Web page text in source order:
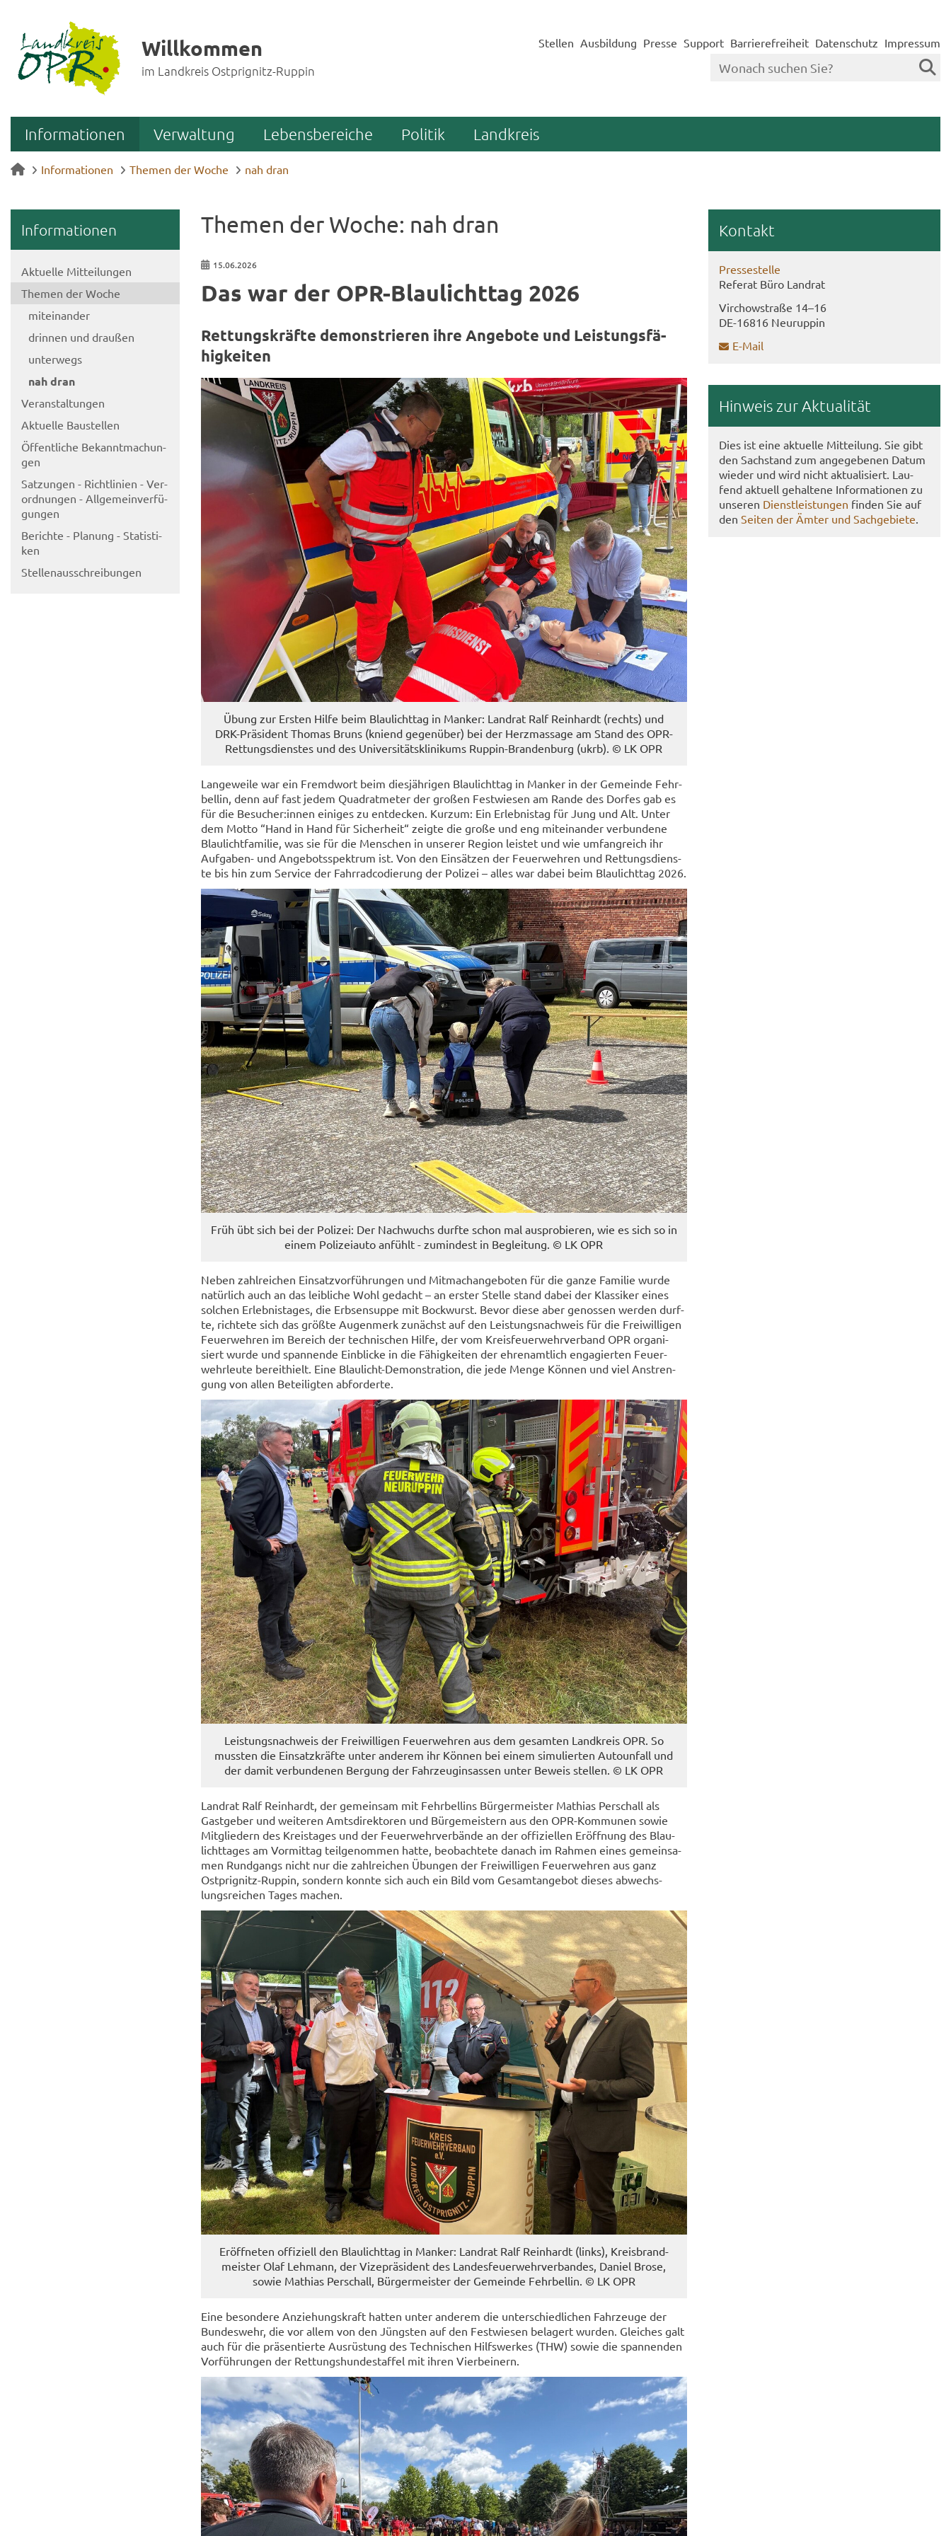
Willkommen
im Landkreis Ostprignitz-Ruppin
Stellen Ausbildung Presse Support Barrierefreiheit Datenschutz Impressum
Informationen Verwaltung Lebensbereiche Politik Landkreis
Informationen Themen der Woche nah dran
In­for­ma­tio­nen
Ak­tu­el­le Mit­tei­lun­gen
The­men der Woche
mit­ein­an­der
drin­nen und drau­ßen
un­ter­wegs
nah dran
Ver­an­stal­tun­gen
Ak­tu­el­le Bau­stel­len
Öf­fent­li­che Be­kannt­ma­chun­
gen
Sat­zun­gen - Richt­li­ni­en - Ver­
ord­nun­gen - All­ge­mein­ver­fü­
gun­gen
Be­rich­te - Pla­nung - Sta­tis­ti­
ken
Stel­len­aus­schrei­bun­gen
The­men der Woche: nah dran
15.06.2026
Das war der OPR-​Blaulichttag 2026
Ret­tungs­kräf­te de­mons­trie­ren ihre An­ge­bo­te und Leis­tungs­fä­
hig­kei­ten
Übung zur Ers­ten Hilfe beim Blau­licht­tag in Man­ker: Land­rat Ralf Rein­hardt (rechts) und
DRK-​Präsident Tho­mas Bruns (kniend ge­gen­über) bei der Herz­mas­sa­ge am Stand des OPR-​
Rettungsdienstes und des Uni­ver­si­täts­kli­ni­kums Ruppin-​Brandenburg (ukrb). © LK OPR
Lan­ge­wei­le war ein Fremd­wort beim dies­jäh­ri­gen Blau­licht­tag in Man­ker in der Ge­mein­de Fehr­
bel­lin, denn auf fast jedem Qua­drat­me­ter der gro­ßen Fest­wie­sen am Rande des Dor­fes gab es
für die Be­su­cher:innen ei­ni­ges zu ent­de­cken. Kurz­um: Ein Er­leb­nis­tag für Jung und Alt. Unter
dem Motto “Hand in Hand für Si­cher­heit“ zeig­te die große und eng mit­ein­an­der ver­bun­de­ne
Blau­licht­fa­mi­lie, was sie für die Men­schen in un­se­rer Re­gi­on leis­tet und wie um­fang­reich ihr
Aufgaben-​ und An­ge­bots­spek­trum ist. Von den Ein­sät­zen der Feu­er­weh­ren und Ret­tungs­diens­
te bis hin zum Ser­vice der Fahr­rad­co­die­rung der Po­li­zei – alles war dabei beim Blau­licht­tag 2026.
Früh übt sich bei der Po­li­zei: Der Nach­wuchs durf­te schon mal aus­pro­bie­ren, wie es sich so in
einem Po­li­zei­au­to an­fühlt - zu­min­dest in Be­glei­tung. © LK OPR
Neben zahl­rei­chen Ein­satz­vor­füh­run­gen und Mit­ma­ch­an­ge­bo­ten für die ganze Fa­mi­lie wurde
na­tür­lich auch an das leib­li­che Wohl ge­dacht – an ers­ter Stel­le stand dabei der Klas­si­ker eines
sol­chen Er­leb­nis­ta­ges, die Erb­sen­sup­pe mit Bock­wurst. Bevor diese aber ge­nos­sen wer­den durf­
te, rich­te­te sich das größ­te Au­gen­merk zu­nächst auf den Leis­tungs­nach­weis für die Frei­wil­li­gen
Feu­er­weh­ren im Be­reich der tech­ni­schen Hilfe, der vom Kreis­feu­er­wehr­ver­band OPR or­ga­ni­
siert wurde und span­nen­de Ein­bli­cke in die Fä­hig­kei­ten der eh­ren­amt­lich en­ga­gier­ten Feu­er­
wehr­leu­te be­reit­hielt. Eine Blaulicht-​Demonstration, die jede Menge Kön­nen und viel An­stren­
gung von allen Be­tei­lig­ten ab­for­der­te.
Leis­tungs­nach­weis der Frei­wil­li­gen Feu­er­weh­ren aus dem ge­sam­ten Land­kreis OPR. So
muss­ten die Ein­satz­kräf­te unter an­de­rem ihr Kön­nen bei einem si­mu­lier­ten Au­to­un­fall und
der damit ver­bun­de­nen Ber­gung der Fahr­zeug­insas­sen unter Be­weis stel­len. © LK OPR
Land­rat Ralf Rein­hardt, der ge­mein­sam mit Fehr­bel­lins Bür­ger­meis­ter Ma­thi­as Per­schall als
Gast­ge­ber und wei­te­ren Amts­di­rek­to­ren und Bür­ge­meis­tern aus den OPR-​Kommunen sowie
Mit­glie­dern des Kreis­ta­ges und der Feu­er­wehr­ver­bän­de an der of­fi­zi­el­len Er­öff­nung des Blau­
licht­ta­ges am Vor­mit­tag teil­ge­nom­men hatte, be­ob­ach­te­te da­nach im Rah­men eines ge­mein­sa­
men Rund­gangs nicht nur die zahl­rei­chen Übun­gen der Frei­wil­li­gen Feu­er­weh­ren aus ganz
Ostprignitz-​Ruppin, son­dern konn­te sich auch ein Bild vom Ge­samt­an­ge­bot die­ses ab­wechs­
lungs­rei­chen Tages ma­chen.
Er­öff­ne­ten of­fi­zi­ell den Blau­licht­tag in Man­ker: Land­rat Ralf Rein­hardt (links), Kreis­brand­
meis­ter Olaf Leh­mann, der Vi­ze­prä­si­dent des Lan­des­feu­er­wehr­ver­ban­des, Da­ni­el Brose,
sowie Ma­thi­as Per­schall, Bür­ger­meis­ter der Ge­mein­de Fehr­bel­lin. © LK OPR
Eine be­son­de­re An­zie­hungs­kraft hat­ten unter an­de­rem die un­ter­schied­li­chen Fahr­zeu­ge der
Bun­des­wehr, die vor allem von den Jüngs­ten auf den Fest­wie­sen be­la­gert wur­den. Glei­ches galt
auch für die prä­sen­tier­te Aus­rüs­tung des Tech­ni­schen Hilfs­wer­kes (THW) sowie die span­nen­den
Vor­füh­run­gen der Ret­tungs­hun­de­staf­fel mit ihren Vier­bei­nern.
Kon­takt
Pres­se­stel­le
Re­fe­rat Büro Land­rat
Virch­ow­stra­ße 14–16
DE-​16816 Neu­rup­pin
E-​Mail
Hin­weis zur Ak­tua­li­tät
Dies ist eine ak­tu­el­le Mit­tei­lung. Sie gibt
den Sach­stand zum an­ge­ge­be­nen Datum
wie­der und wird nicht ak­tua­li­siert. Lau­
fend ak­tu­ell ge­hal­te­ne In­for­ma­tio­nen zu
un­se­ren Dienst­leis­tun­gen fin­den Sie auf
den Sei­ten der Ämter und Sach­ge­bie­te.